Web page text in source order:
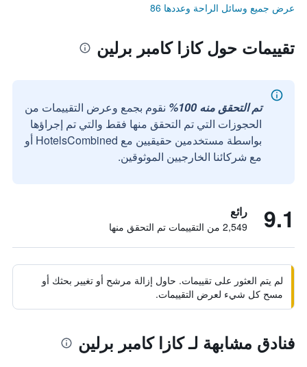
عرض جميع وسائل الراحة وعددها 86
تقييمات حول كازا كامبر برلين
تم التحقق منه 100%
نقوم بجمع وعرض التقييمات من
الحجوزات التي تم التحقق منها فقط والتي تم إجراؤها
بواسطة مستخدمين حقيقيين مع HotelsCombined أو
مع شركائنا الخارجيين الموثوقين.
9.1 رائع
2,549 من التقييمات تم التحقق منها
لم يتم العثور على تقييمات. حاول إزالة مرشح أو تغيير بحثك أو
مسح كل شيء لعرض التقييمات.
فنادق مشابهة لـ كازا كامبر برلين